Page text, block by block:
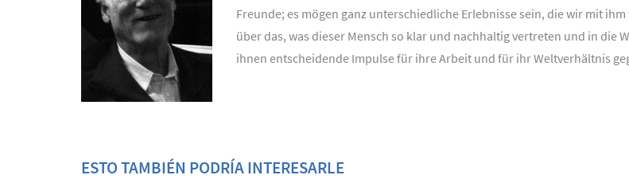
Freunde; es mögen ganz unterschiedliche Erlebnisse sein, die wir mit
über das, was dieser Mensch so klar und nachhaltig vertreten und in die
ihnen entscheidende Impulse für ihre Arbeit und für ihr Weltverhältnis
ESTO TAMBIÉN PODRÍA INTERESARLE